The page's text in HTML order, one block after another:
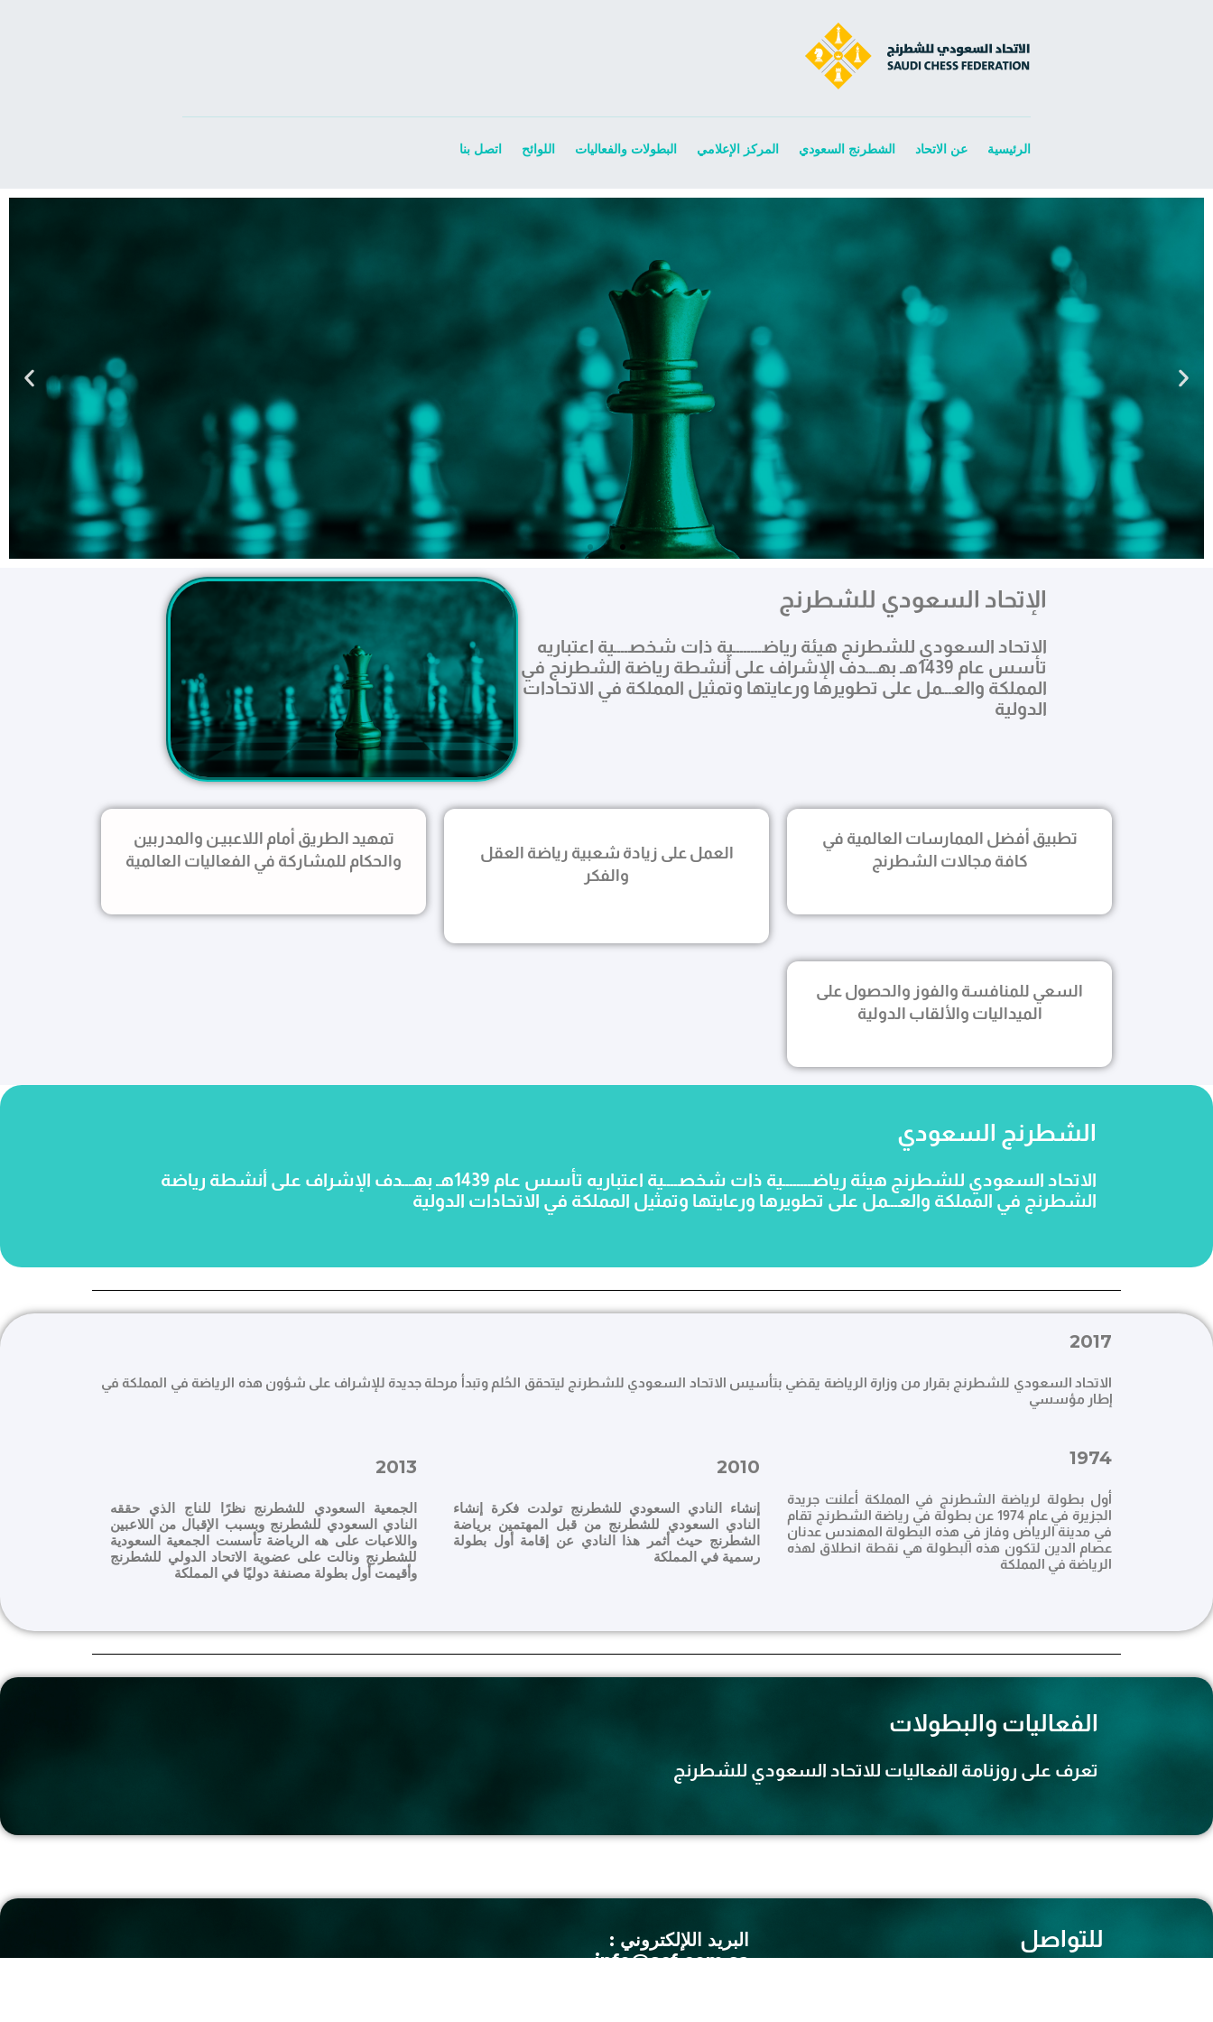
الرئيسية عن الاتحاد الشطرنج السعودي المركز الإعلامي البطولات والفعاليات اللوائح اتصل بنا
مرحبا بكم في
الموقع الرسمي
الإتحاد السعودي للشطرنج
الإتحاد السعودي للشطرنج
الاتحاد السعودي للشطرنج هيئة رياضــــــــية ذات شخصــــية اعتباريه
تأسس عام 1439هـ بهـــدف الإشراف على أنشطة رياضة الشطرنج في
المملكة والعـــمل على تطويرها ورعايتها وتمثيل المملكة في الاتحادات
الدولية
تطبيق أفضل الممارسات العالمية في
كافة مجالات الشطرنج
العمل على زيادة شعبية رياضة العقل
والفكر
تمهيد الطريق أمام اللاعبيـن والمدربين
والحكام للمشاركة في الفعاليات العالمية
السعي للمنافسة والفوز والحصول على
الميداليات والألقاب الدولية
الشطرنج السعودي
الاتحاد السعودي للشطرنج هيئة رياضــــــــية ذات شخصــــية اعتباريه تأسس عام 1439هـ بهـــدف الإشراف على أنشطة رياضة
الشطرنج في المملكة والعـــمل على تطويرها ورعايتها وتمثيل المملكة في الاتحادات الدولية
2017
الاتحاد السعودي للشطرنج بقرار من وزارة الرياضة يقضي بتأسيس الاتحاد السعودي للشطرنج ليتحقق الحُلم وتبدأ مرحلة جديدة للإشراف على شؤون هذه الرياضة في المملكة في
إطار مؤسسي
1974
أول بطولة لرياضة الشطرنج في المملكة أعلنت جريدة
الجزيرة في عام 1974 عن بطولة في رياضة الشطرنج تقام
في مدينة الرياض وفاز في هذه البطولة المهندس عدنان
عصام الدين لتكون هذه البطولة هي نقطة انطلاق لهذه
الرياضة في المملكة
2010
إنشاء النادي السعودي للشطرنج تولدت فكرة إنشاء
النادي السعودي للشطرنج من قبل المهتمين برياضة
الشطرنج حيث أثمر هذا النادي عن إقامة أول بطولة
رسمية في المملكة
2013
الجمعية السعودي للشطرنج نظرًا للناج الذي حققه
النادي السعودي للشطرنج وبسبب الإقبال من اللاعبين
واللاعبات على هه الرياضة تأسست الجمعية السعودية
للشطرنج ونالت على عضوية الاتحاد الدولي للشطرنج
وأقيمت أول بطولة مصنفة دوليًا في المملكة
الفعاليات والبطولات
تعرف على روزنامة الفعاليات للاتحاد السعودي للشطرنج
للتواصل
البريد اللإلكتروني :
info@scf.com.sa